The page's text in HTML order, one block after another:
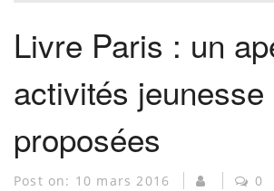
Livre Paris : un
activités jeunesse
proposées
Post on: 10 mars 2016 0